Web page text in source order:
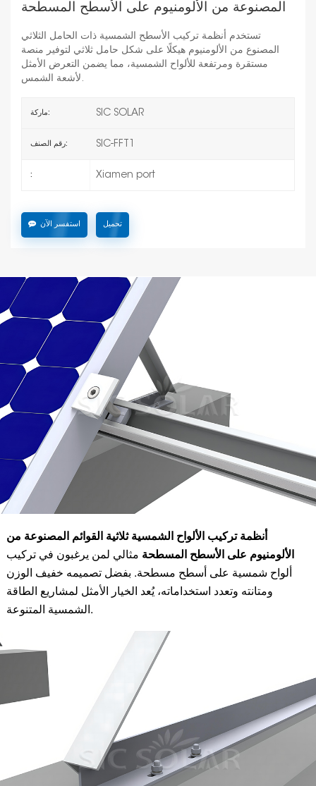
المصنوعة من الألومنيوم على الأسطح المسطحة
تستخدم أنظمة تركيب الأسطح الشمسية ذات الحامل الثلاثي
المصنوع من الألومنيوم هيكلًا على شكل حامل ثلاثي لتوفير منصة
مستقرة ومرتفعة للألواح الشمسية، مما يضمن التعرض الأمثل
لأشعة الشمس.
ماركة: SIC SOLAR
رقم الصنف: SIC-FFT1
: Xiamen port
استفسر الآن تحميل
أنظمة تركيب الألواح الشمسية ثلاثية القوائم المصنوعة من
الألومنيوم على الأسطح المسطحة مثالي لمن يرغبون في تركيب
ألواح شمسية على أسطح مسطحة. بفضل تصميمه خفيف الوزن
ومتانته وتعدد استخداماته، يُعد الخيار الأمثل لمشاريع الطاقة
الشمسية المتنوعة.